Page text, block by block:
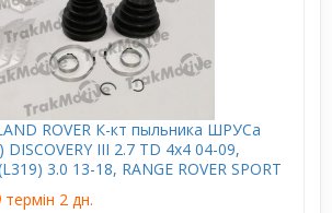
ROVER К-кт пыльника ШРУСа
III 2.7 TD 4x4 04-09,
3.0 13-18, RANGE ROVER SPORT
05-13
термін 2 дн.